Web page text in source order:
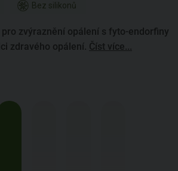
Bez silikonů
zvýraznění opálení s fyto-endorfiny
zdravého opálení. Číst více...